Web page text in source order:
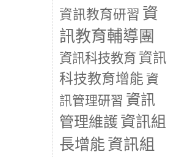
資訊教育研習 資
訊教育輔導團
資訊科技教育 資訊
科技教育增能 資
訊管理研習 資訊
管理維護 資訊組
長增能資訊組